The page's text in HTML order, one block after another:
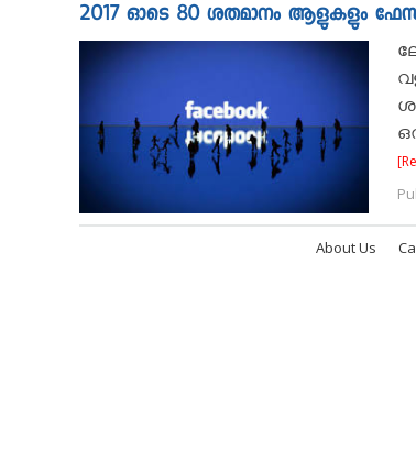
2017 ഓടെ 80 ശതമാനം ആളുകളും
About Us